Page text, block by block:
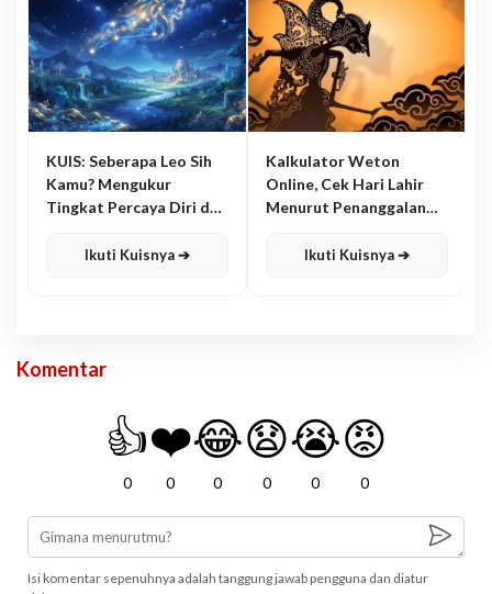
KUIS: Seberapa Leo Sih
Kamu? Mengukur
Tingkat Percaya Diri dan
Ikuti Kuisnya ➔
Kalkulator Weton
Online, Cek Hari Lahir
Menurut Penanggalan
Ikuti Kuisnya ➔
Komentar
👍
0
❤️
0
😂
0
😧
0
😭
0
😡
0
Isi komentar sepenuhnya adalah tanggung jawab pengguna dan diatur